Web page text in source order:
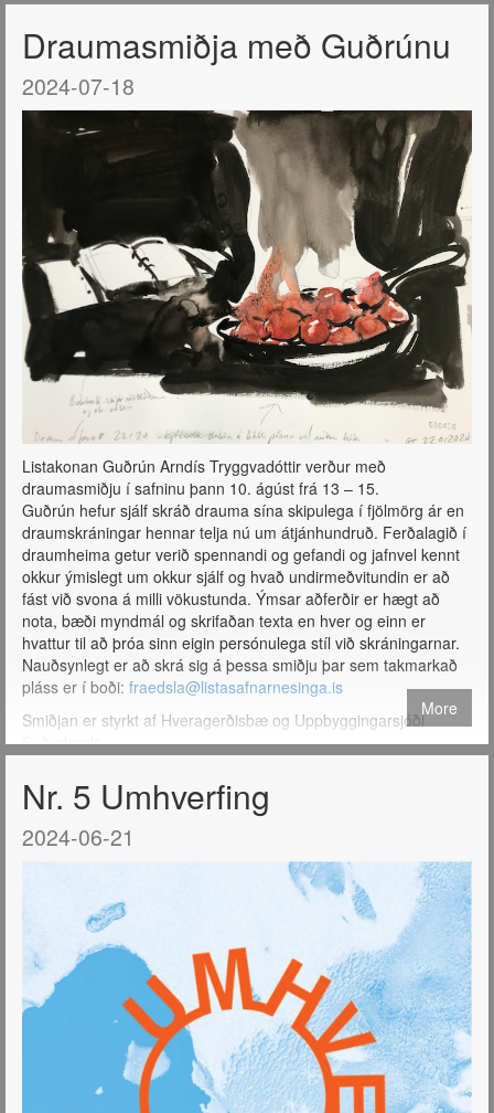
Draumasmiðja með Guðrúnu
2024-07-18
Listakonan Guðrún Arndís Tryggvadóttir verður með
draumasmiðju í safninu þann 10. ágúst frá 13 – 15.
Guðrún hefur sjálf skráð drauma sína skipulega í fjölmörg ár en
draumskráningar hennar telja nú um átjánhundruð. Ferðalagið í
draumheima getur verið spennandi og gefandi og jafnvel kennt
okkur ýmislegt um okkur sjálf og hvað undirmeðvitundin er að
fást við svona á milli vökustunda. Ýmsar aðferðir er hægt að
nota, bæði myndmál og skrifaðan texta en hver og einn er
hvattur til að þróa sinn eigin persónulega stíl við skráningarnar.
Nauðsynlegt er að skrá sig á þessa smiðju þar sem takmarkað
pláss er í boði: fraedsla@listasafnarnesinga.is
Smiðjan er styrkt af Hveragerðisbæ og Uppbyggingarsjóði
Suðurlands.
More
Nr. 5 Umhverfing
2024-06-21